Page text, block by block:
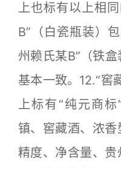
上也标有以上相
B”（白瓷瓶装）
州赖氏某B”（铁
基本一致。12.“窖
上标有“纯元商
镇、窖藏酒、浓
精度、净含量、